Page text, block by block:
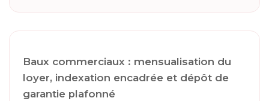
Baux commerciaux : mensualisation du
loyer, indexation encadrée et dépôt de
garantie plafonné